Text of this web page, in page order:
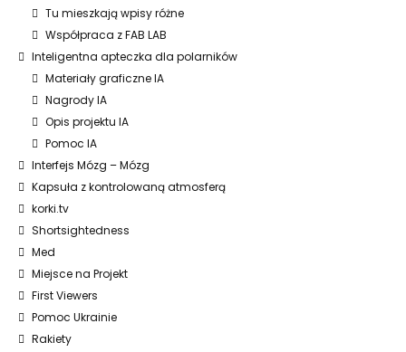
Tu mieszkają wpisy różne
Współpraca z FAB LAB
Inteligentna apteczka dla polarników
Materiały graficzne IA
Nagrody IA
Opis projektu IA
Pomoc IA
Interfejs Mózg – Mózg
Kapsuła z kontrolowaną atmosferą
korki.tv
Shortsightedness
Med
Miejsce na Projekt
First Viewers
Pomoc Ukrainie
Rakiety